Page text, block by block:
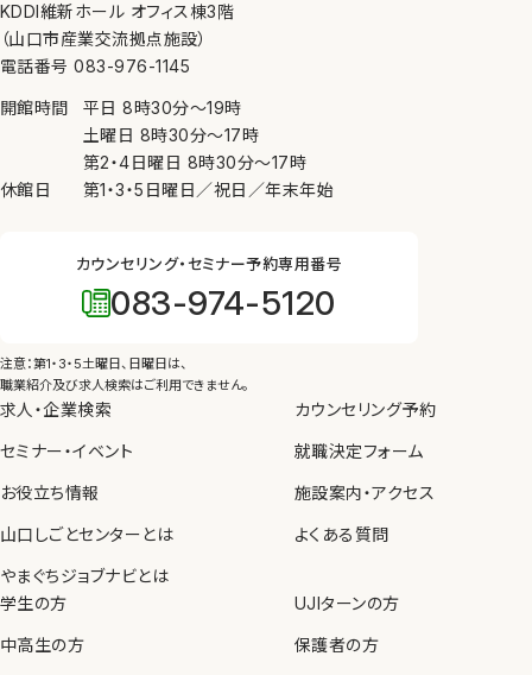
KDDI維新ホール オフィス棟3階
（山口市産業交流拠点施設）
電話番号 083-976-1145
開館時間 平日8時30分〜19時
土曜日 8時30分〜17時
第2・4日曜日 8時30分〜17時
休館日
第1・3・5日曜日／祝日／年末年始
カウンセリング・セミナー予約専用番号
083-974-5120
注意：第1・3・5土曜日、日曜日は、
職業紹介及び求人検索はご利用できません。
求人・企業検索
セミナー・イベント
お役立ち情報
山口しごとセンターとは
やまぐちジョブナビとは
カウンセリング予約
就職決定フォーム
施設案内・アクセス
よくある質問
学生の方
中高生の方
UJIターンの方
保護者の方